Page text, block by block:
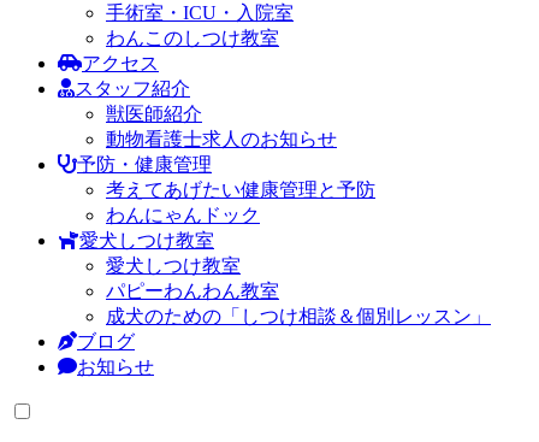
手術室・ICU・入院室
わんこのしつけ教室
アクセス
スタッフ紹介
獣医師紹介
動物看護士求人のお知らせ
予防・健康管理
考えてあげたい健康管理と予防
わんにゃんドック
愛犬しつけ教室
愛犬しつけ教室
パピーわんわん教室
成犬のための「しつけ相談＆個別レッスン」
ブログ
お知らせ